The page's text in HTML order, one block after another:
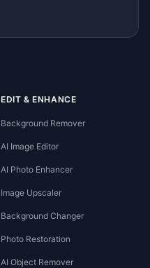
EDIT & ENHANCE
Background Remover
AI Image Editor
AI Photo Enhancer
Image Upscaler
Background Changer
Photo Restoration
AI Object Remover